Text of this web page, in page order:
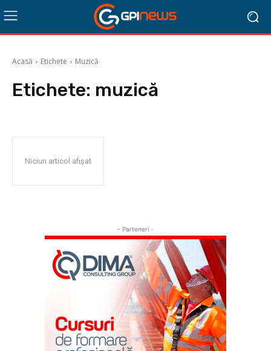
Acasă Etichete Muzică
Etichete: muzică
Niciun articol afișat
- Parteneri -